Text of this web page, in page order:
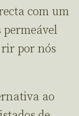
com um
permeável
rir por nós
ao